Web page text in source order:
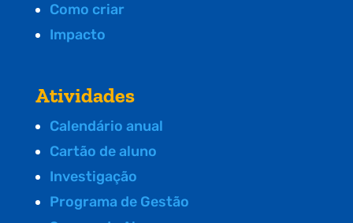
Como criar
Impacto
Atividades
Calendário anual
Cartão de aluno
Investigação
Programa de Gestão